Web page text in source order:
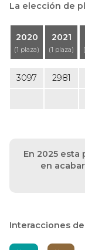
La elección de
2020
(1 plaza)
2021
(1 plaza)
3097 2981
En 2025 esta
en
Interacciones